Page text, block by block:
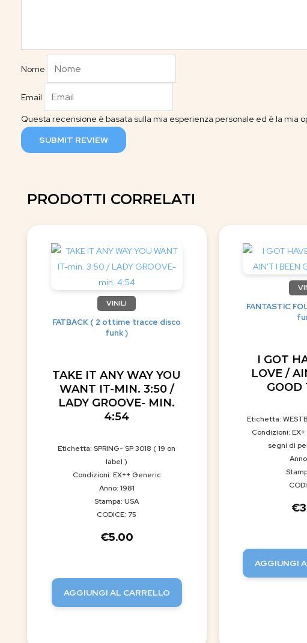
Nome
Email
Questa recensione è basata sulla mia esperienza personale ed è la mia
SUBMIT REVIEW
PRODOTTI CORRELATI
VINILI
FATBACK ( 2 ottime tracce disco
funk )
TAKE IT ANY WAY YOU
WANT IT-MIN. 3:50 /
LADY GROOVE- MIN.
4:54
Etichetta: SPRING- SP 3018 ( 19 on
label )
Condizioni: EX++ Generic
Anno: 1981
Stampa: USA
CODICE: 75
€5.00
AGGIUNGI AL CARRELLO
FANTASTIC
I GOT
LOVE /
GOOD
Etichetta:
Condizioni:
segni di
€
AGGIUNGI